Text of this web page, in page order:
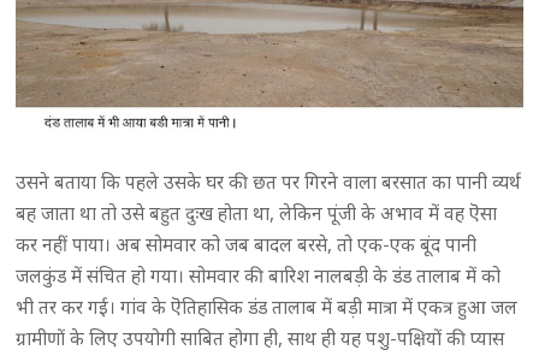
उसने बताया कि पहले उसके घर की छत पर गिरने वाला बरसात का पानी व्यर्थ
बह जाता था तो उसे बहुत दुःख होता था, लेकिन पूंजी के अभाव में वह ऎसा
कर नहीं पाया। अब सोमवार को जब बादल बरसे, तो एक-एक बूंद पानी
जलकुंड में संचित हो गया। सोमवार की बारिश नालबड़ी के डंड तालाब में को
भी तर कर गई। गांव के ऎतिहासिक डंड तालाब में बड़ी मात्रा में एकत्र हुआ जल
ग्रामीणों के लिए उपयोगी साबित होगा ही, साथ ही यह पशु-पक्षियों की प्यास